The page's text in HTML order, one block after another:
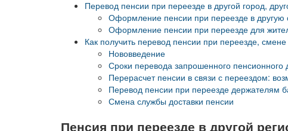
Перевод пенсии при переезде в другой город,
Оформление пенсии при переезде в другую
Оформление пенсии при переезде для
Как получить перевод пенсии при переезде,
Нововведение
Сроки перевода запрошенного пенсионного
Перерасчет пенсии в связи с переездом:
Перевод пенсии при переезде держателям
Смена службы доставки пенсии
Пенсия при переезде в другой